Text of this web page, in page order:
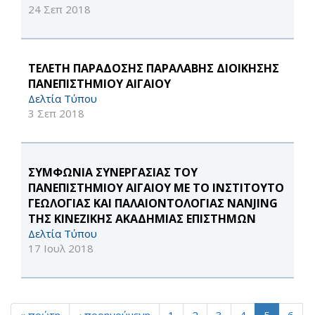
24 Σεπ 2018
TΕΛΕΤΗ ΠΑΡΑΔΟΣΗΣ ΠΑΡΑΛΑΒΗΣ ΔΙΟΙΚΗΣΗΣ
ΠΑΝΕΠΙΣΤΗΜΙΟΥ ΑΙΓΑΙΟΥ
Δελτία Τύπου
3 Σεπ 2018
ΣΥΜΦΩΝΙΑ ΣΥΝΕΡΓΑΣΙΑΣ ΤΟΥ
ΠΑΝΕΠΙΣΤΗΜΙΟΥ ΑΙΓΑΙΟΥ ΜΕ ΤΟ ΙΝΣΤΙΤΟΥΤΟ
ΓΕΩΛΟΓΙΑΣ ΚΑΙ ΠΑΛΑΙΟΝΤΟΛΟΓΙΑΣ NANJING
ΤΗΣ ΚΙΝΕΖΙΚΗΣ ΑΚΑΔΗΜΙΑΣ ΕΠΙΣΤΗΜΩΝ
Δελτία Τύπου
17 Ιουλ 2018